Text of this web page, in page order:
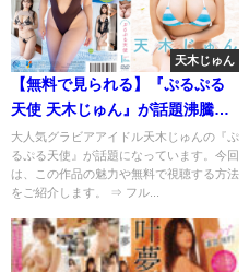
天木じゅん
【無料で見られる】『ぷるぷる
天使 天木じゅん』が話題沸騰
中！見どころと視聴方法を徹底
解説
大人気グラビアアイドル天木じゅんの『ぷ
るぷる天使』が話題になっています。今回
は、この作品の魅力や無料で視聴する方法
をご紹介します。 ⇒ フル...